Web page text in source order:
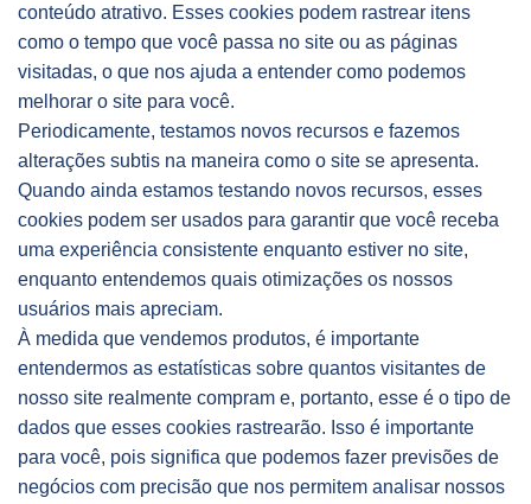
conteúdo atrativo. Esses cookies podem rastrear itens
como o tempo que você passa no site ou as páginas
visitadas, o que nos ajuda a entender como podemos
melhorar o site para você.
Periodicamente, testamos novos recursos e fazemos
alterações subtis na maneira como o site se apresenta.
Quando ainda estamos testando novos recursos, esses
cookies podem ser usados ​​para garantir que você receba
uma experiência consistente enquanto estiver no site,
enquanto entendemos quais otimizações os nossos
usuários mais apreciam.
À medida que vendemos produtos, é importante
entendermos as estatísticas sobre quantos visitantes de
nosso site realmente compram e, portanto, esse é o tipo de
dados que esses cookies rastrearão. Isso é importante
para você, pois significa que podemos fazer previsões de
negócios com precisão que nos permitem analisar nossos